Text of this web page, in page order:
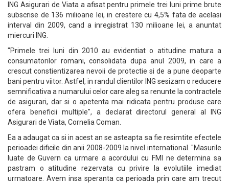
ING Asigurari de Viata a afisat pentru primele trei luni prime brute
subscrise de 136 milioane lei, in crestere cu 4,5% fata de acelasi
interval din 2009, cand a inregistrat 130 milioane lei, a anuntat
miercuri ING.
"Primele trei luni din 2010 au evidentiat o atitudine matura a
consumatorilor romani, consolidata dupa anul 2009, in care a
crescut constientizarea nevoii de protectie si de a pune deoparte
bani pentru viitor. Astfel, in randul clientilor ING sesizam o reducere
semnificativa a numarului celor care aleg sa renunte la contractele
de asigurari, dar si o apetenta mai ridicata pentru produse care
ofera beneficii multiple", a declarat directorul general al ING
Asigurari de Viata, Cornelia Coman.
Ea a adaugat ca si in acest an se asteapta sa fie resimtite efectele
perioadei dificile din anii 2008-2009 la nivel international. "Masurile
luate de Guvern ca urmare a acordului cu FMI ne determina sa
pastram o atitudine rezervata cu privire la evolutiile imediat
urmatoare. Avem insa speranta ca perioada prin care am trecut